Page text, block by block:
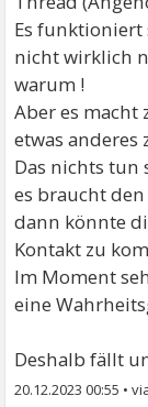
Es funktioniert
nicht wirklich
warum !
Aber es macht
etwas anderes
Das nichts tun
es braucht
dann könnte
Kontakt zu
Im Moment
eine
Deshalb fällt
20.12.2023 00:55 •